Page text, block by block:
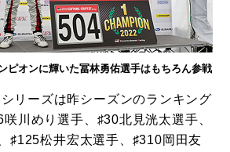
ピオンに輝いた冨林勇佑選手はもちろん参戦
リーズは昨シーズンのランキング
咲川めり選手、♯30北見洸太選手、
♯125松井宏太選手、♯310岡田友